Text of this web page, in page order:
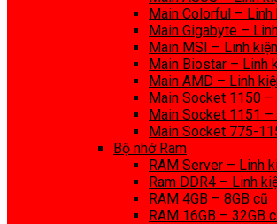
Main Colorful – Linh
Main Gigabyte –
Main MSI – Linh
Main Biostar – Linh
Main AMD – Linh
Main Socket 1150 –
Main Socket 1151 –
Main Socket 775-
Bộ nhớ Ram
RAM Server – Linh
Ram DDR4 – Linh
RAM 4GB – 8GB cũ
RAM 16GB – 32GB